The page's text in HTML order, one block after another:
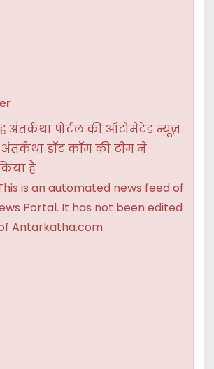
अंतर्कथा पोर्टल की ऑटोमेटेड न्यूज़
डॉट कॉम की टीम ने
है
is an automated news feed of
Portal. It has not been edited
Antarkatha.com